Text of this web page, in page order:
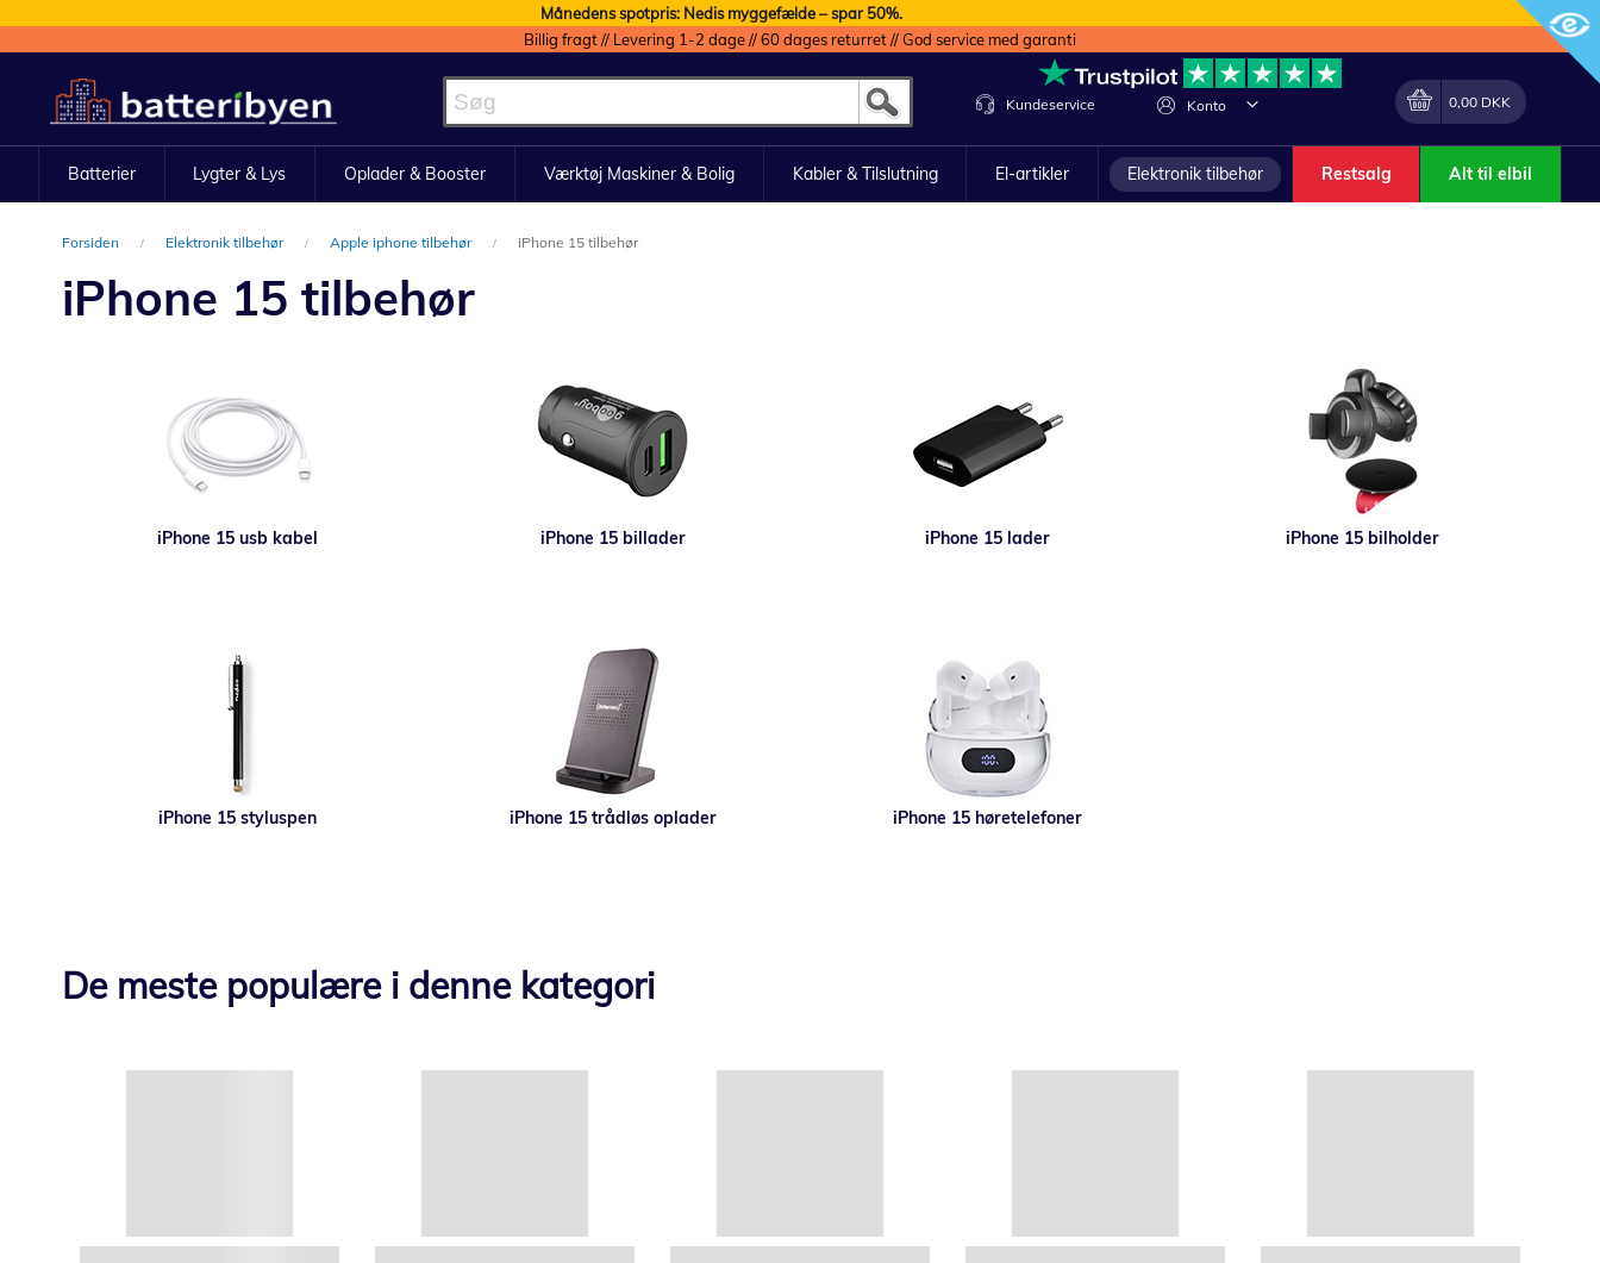
Månedens spotpris: Nedis myggefælde – spar 50%.
Billig fragt // Levering 1-2 dage // 60 dages returret // God service med garanti
to
Content
Konto
Lave
Min indkøbskurv
0,00 DKK
Kundeservice
Batterier Lygter & Lys Oplader & Booster Værktøj Maskiner & Bolig Kabler & Tilslutning El-artikler Elektronik tilbehør Restsalg Alt til elbil
Forsiden Elektronik tilbehør Apple iphone tilbehør iPhone 15 tilbehør
iPhone 15 tilbehør
iPhone 15 usb kabel iPhone 15 billader iPhone 15 lader iPhone 15 bilholder
iPhone 15 styluspen iPhone 15 trådløs oplader iPhone 15 høretelefoner
De meste populære i denne kategori